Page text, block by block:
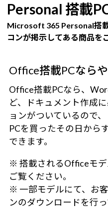
Personal 搭載
Microsoft 365 Personal搭
コンが掲示してある商品を
Office搭載PCなら
Office搭載PCなら、
ど、ドキュメント作成
ョンがついているので、
PCを買ったその日から
できます。
※ 搭載されるOfficeモ
ご覧ください。
※ 一部モデルにて、お
ンのダウンロードを行